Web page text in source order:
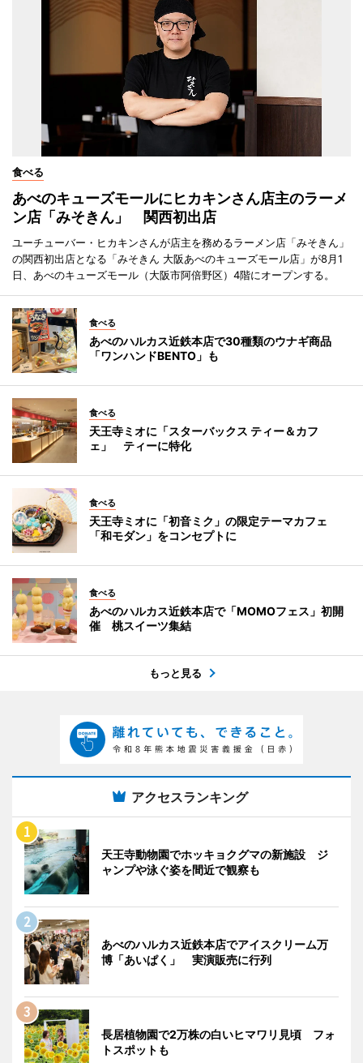
食べる
あべのキューズモールにヒカキンさん店主のラーメ
ン店「みそきん」 関西初出店
ユーチューバー・ヒカキンさんが店主を務めるラーメン店「みそきん」
の関西初出店となる「みそきん 大阪あべのキューズモール店」が8月1
日、あべのキューズモール（大阪市阿倍野区）4階にオープンする。
食べる
あべのハルカス近鉄本店で30種類のウナギ商品
「ワンハンドBENTO」も
食べる
天王寺ミオに「スターバックス ティー＆カフ
ェ」 ティーに特化
食べる
天王寺ミオに「初音ミク」の限定テーマカフェ
「和モダン」をコンセプトに
食べる
あべのハルカス近鉄本店で「MOMOフェス」初開
催 桃スイーツ集結
もっと見る
アクセスランキング
天王寺動物園でホッキョクグマの新施設 ジ
ャンプや泳ぐ姿を間近で観察も
あべのハルカス近鉄本店でアイスクリーム万
博「あいぱく」 実演販売に行列
長居植物園で2万株の白いヒマワリ見頃 フォ
トスポットも